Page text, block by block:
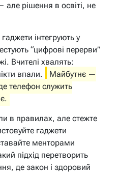
але рішення в освіті, не
інтегрують у
“цифрові перерви”
Вчителі хвалять:
впали.
Майбутнє —
телефон служить
в правилах, але стежте
гаджети
менторами
підхід перетворить
де закон і здоровий